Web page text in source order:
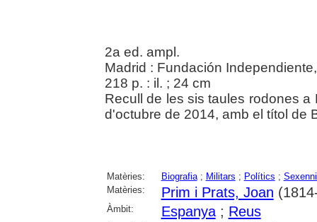
2a ed. ampl.
Madrid : Fundación
218 p. : il. ; 24 cm
Recull de les sis taules rodones
d'octubre de 2014, amb el títol de
Matèries: Biografia; Militars ; Polítics ;
Matèries:
Prim i Prats, Joan
Àmbit: Espanya; Reus